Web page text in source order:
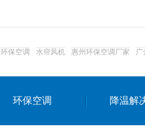
达州工业省电安装
环保空调 水帘风机 惠州环保空调厂家 广
环保空调 降温解